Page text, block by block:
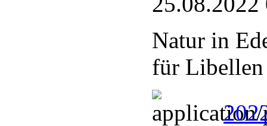
Natur in
für Libellen